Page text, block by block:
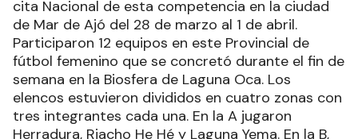
cita Nacional de esta competencia en la ciudad
de Mar de Ajó del 28 de marzo al 1 de abril.
Participaron 12 equipos en este Provincial de
fútbol femenino que se concretó durante el fin de
semana en la Biosfera de Laguna Oca. Los
elencos estuvieron divididos en cuatro zonas con
tres integrantes cada una. En la A jugaron
Herradura, Riacho He Hé y Laguna Yema. En la B,